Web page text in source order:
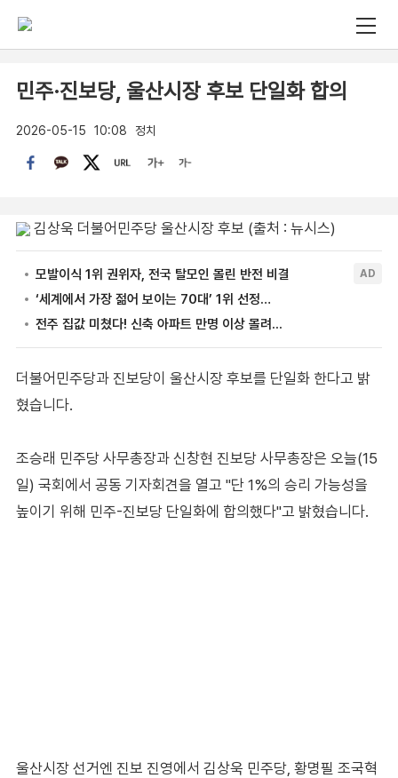
민주·진보당, 울산시장 후보 단일화 합의
2026-05-15 10:08 정치
김상욱 더불어민주당 울산시장 후보 (출처 : 뉴시스)
더불어민주당과 진보당이 울산시장 후보를 단일화 한다고 밝
혔습니다.
조승래 민주당 사무총장과 신창현 진보당 사무총장은 오늘(15
일) 국회에서 공동 기자회견을 열고 "단 1%의 승리 가능성을
높이기 위해 민주-진보당 단일화에 합의했다"고 밝혔습니다.
울산시장 선거엔 진보 진영에서 김상욱 민주당, 황명필 조국혁